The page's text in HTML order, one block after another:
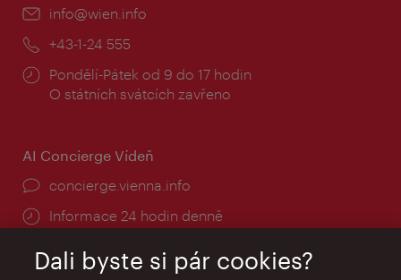
E-
info@wien.info
Telefon:
+43-1-24 555
Provozní
doba:
Pondělí-Pátek od 9 do 17 hodin
O státních svátcích zavřeno
AI Concierge Vídeň
concierge.vienna.info
Informace 24 hodin denně
Dali byste si pár cookies?